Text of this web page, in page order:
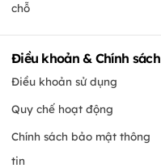
chỗ
Điều khoản & Chính sách
Điều khoản sử dụng
Quy chế hoạt động
Chính sách bảo mật thông
tin